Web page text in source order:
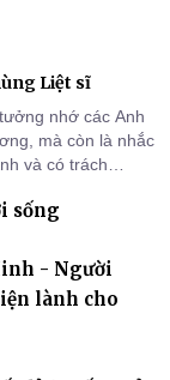
Liệt sĩ
nhớ các Anh
mà còn là nhắc
và có trách
sống
- Người
lành cho